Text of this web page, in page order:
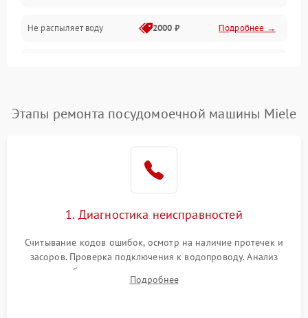
Программное обеспечение
Не распыляет воду 2000 ₽ Подробнее →
воды
1800 ₽ Подробнее →
Проблемы с
Этапы ремонта посудомоечной машины Miele
1. Диагностика неисправностей
Считывание кодов ошибок, осмотр на наличие протечек и
засоров. Проверка подключения к водопроводу. Анализ
жалоб на отсутствие слива, нагрева, вращения
разбрызгивателей или срабатывание системы защиты
Подробнее